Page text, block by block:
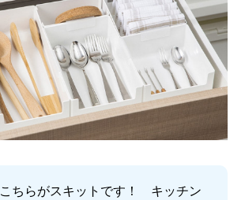
こちらがスキットです！ キッチン